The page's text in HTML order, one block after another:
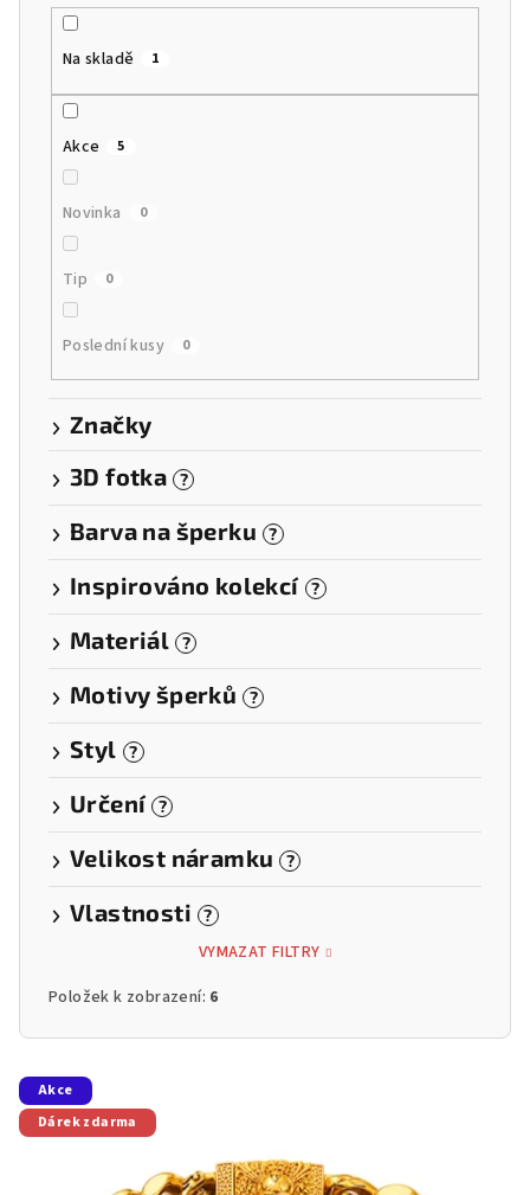
Na skladě 1
Akce 5
Novinka 0
Tip 0
Poslední kusy 0
Značky
3D fotka
?
Barva na šperku ?
Inspirováno kolekcí ?
Materiál ?
Motivy šperků ?
Styl ?
Určení ?
Velikost náramku ?
Vlastnosti ?
VYMAZAT FILTRY
Položek k zobrazení: 6
V
ý
p
Akce
Dárek zdarma